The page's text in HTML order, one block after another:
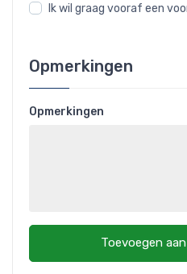
Ik wil graag vooraf een
Opmerkingen
Opmerkingen
Toevoegen